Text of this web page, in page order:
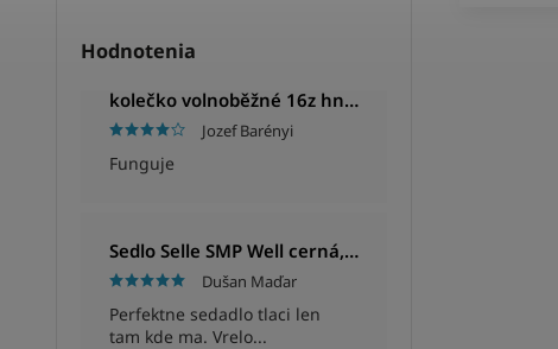
Hodnotenia
kolečko volnoběžné 16z hnědé
Jozef Barényi
Funguje
Sedlo Selle SMP Well cerná, Unisex, 280x144mm, 280g
Dušan Maďar
Perfektne sedadlo tlaci len
tam kde ma. Vrelo...